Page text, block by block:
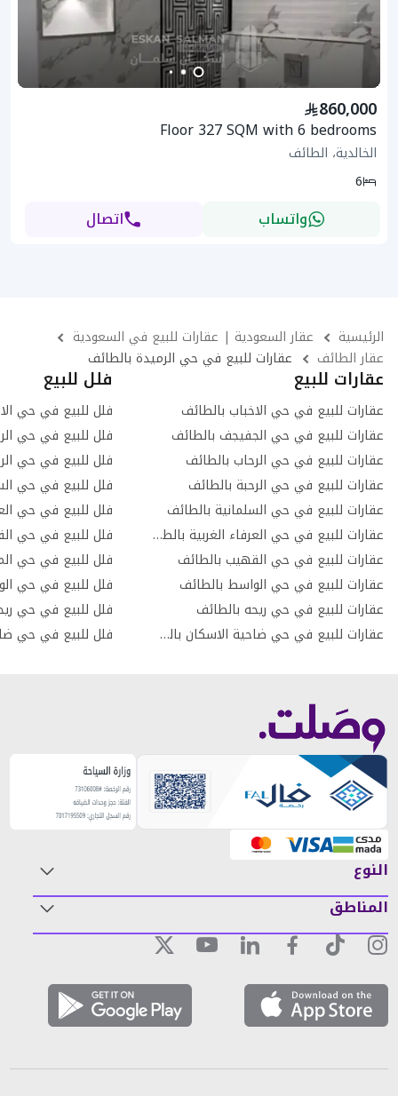
860,000
Floor 327 SQM with 6 bedrooms
الخالدية، الطائف
6
واتساب اتصال
الرئيسية
عقار السعودية | عقارات للبيع في السعودية
عقار الطائف
عقارات للبيع في حي الرميدة بالطائف
عقارات للبيع
عقارات للبيع في حي الاخباب بالطائف
عقارات للبيع في حي الجفيجف بالطائف
عقارات للبيع في حي الرحاب بالطائف
عقارات للبيع في حي الرحبة بالطائف
عقارات للبيع في حي السلمانية بالطائف
عقارات للبيع في حي العرفاء الغربية بالطائف
عقارات للبيع في حي القهيب بالطائف
عقارات للبيع في حي الواسط بالطائف
عقارات للبيع في حي ريحه بالطائف
عقارات للبيع في حي ضاحية الاسكان بالطائف
فلل للبيع
فلل للبيع في حي
فلل للبيع في حي
فلل للبيع في حي
فلل للبيع في حي
فلل للبيع في حي
فلل للبيع في حي
فلل للبيع في حي
فلل للبيع في حي
فلل للبيع في حي
فلل للبيع في حي
النوع
المناطق